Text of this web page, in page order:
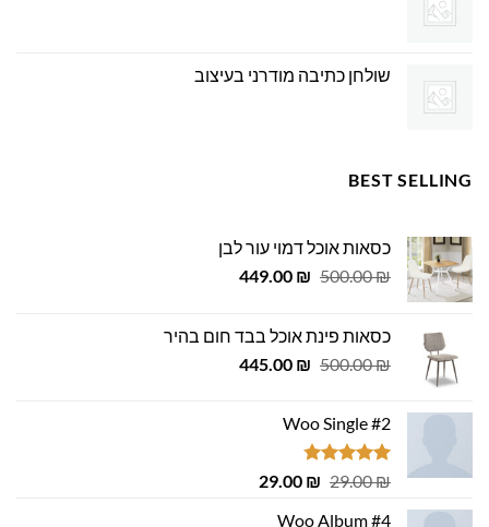
שולחן כתיבה מודרני בעיצוב
BEST SELLING
כסאות אוכל דמוי עור לבן
500.00₪
המחיר
500.00 ₪.
449.00 ₪
המחיר
449.00 ₪.
כסאות פינת אוכל בבד חום בהיר
500.00₪
המחיר
500.00 ₪.
445.00 ₪
המחיר
Woo Single #2
דורג4.75
29.00₪
המחיר
29.00 ₪
המחיר
Woo Album #4